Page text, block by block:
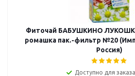
Фиточай БАБУШКИНО
ромашка пак.-фильтр №20
Россия)
Доступно для